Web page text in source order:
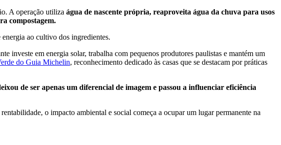
A operação utiliza água de nascente própria, reaproveita água da chuva para usos
compostagem.
ao cultivo dos ingredientes.
investe em energia solar, trabalha com pequenos produtores paulistas e mantém um
do Guia Michelin, reconhecimento dedicado às casas que se destacam por práticas
de ser apenas um diferencial de imagem e passou a influenciar eficiência
o impacto ambiental e social começa a ocupar um lugar permanente na